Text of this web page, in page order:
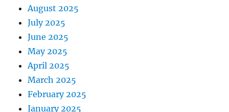
August 2025
July 2025
June 2025
May 2025
April 2025
March 2025
February 2025
January 2025